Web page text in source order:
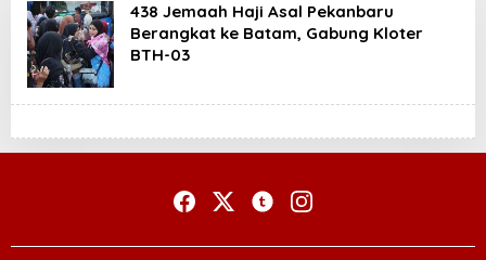
438 Jemaah Haji Asal Pekanbaru
Berangkat ke Batam, Gabung Kloter
BTH-03